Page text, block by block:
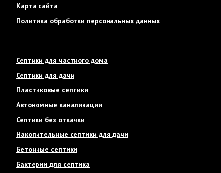
Карта сайта
Политика обработки персональных данных
Септики для частного дома
Септики для дачи
Пластиковые септики
Автономные канализации
Септики без откачки
Накопительные септики для дачи
Бетонные септики
Бактерии для септика